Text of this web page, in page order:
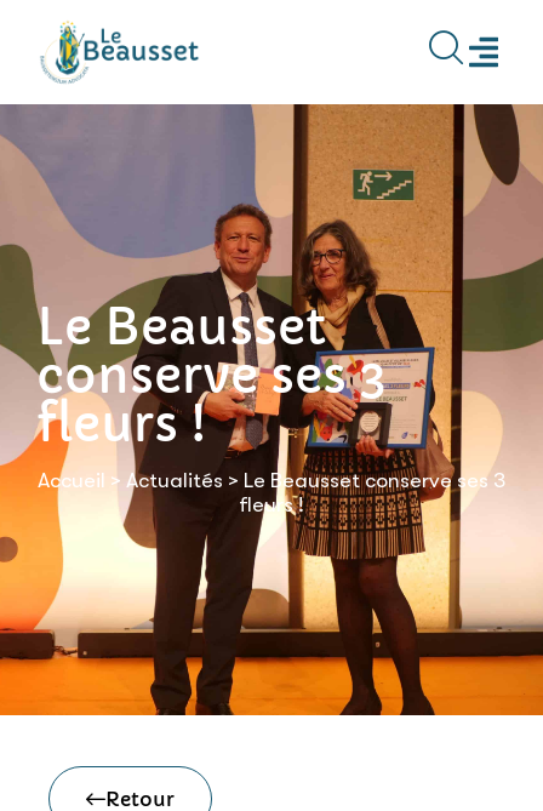
principal
Le Beausset
conserve ses 3
fleurs !
Accueil > Actualités > Le Beausset conserve ses 3
fleurs !
Retour